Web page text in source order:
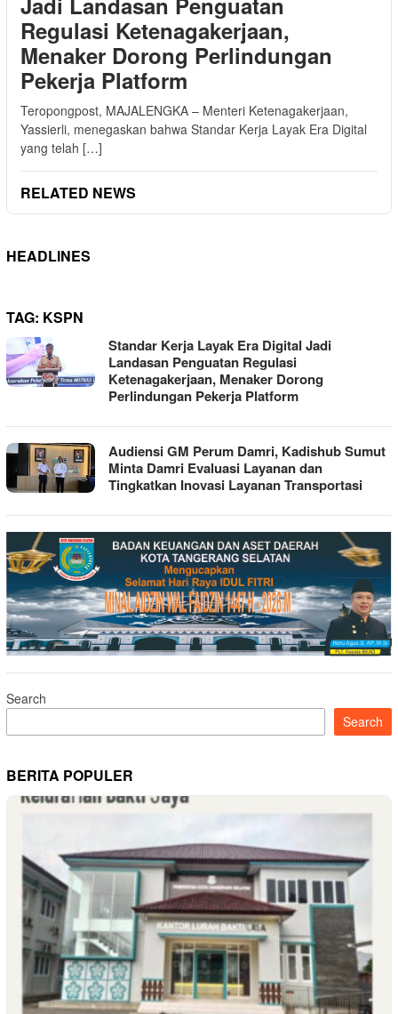
Regulasi Ketenagakerjaan,
Menaker Dorong Perlindungan
Pekerja Platform
Teropongpost, MAJALENGKA – Menteri Ketenagakerjaan,
Yassierli, menegaskan bahwa Standar Kerja Layak Era Digital
yang telah […]
RELATED NEWS
HEADLINES
TAG: KSPN
Standar Kerja Layak Era Digital Jadi
Landasan Penguatan Regulasi
Ketenagakerjaan, Menaker Dorong
Perlindungan Pekerja Platform
Audiensi GM Perum Damri, Kadishub Sumut
Minta Damri Evaluasi Layanan dan
Tingkatkan Inovasi Layanan Transportasi
Search
Search
BERITA POPULER